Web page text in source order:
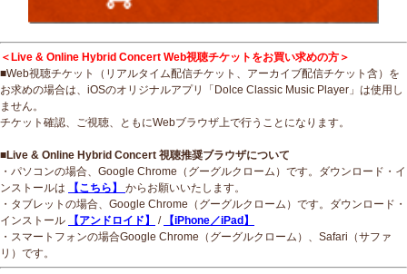
＜Live & Online Hybrid Concert Web視聴チケットをお買い求めの方＞
■Web視聴チケット（リアルタイム配信チケット、アーカイブ配信チケット含）を
お求めの場合は、iOSのオリジナルアプリ「Dolce Classic Music Player」は使用し
ません。
チケット確認、ご視聴、ともにWebブラウザ上で行うことになります。
■Live & Online Hybrid Concert 視聴推奨ブラウザについて
・パソコンの場合、Google Chrome（グーグルクローム）です。ダウンロード・イ
ンストールは
【こちら】
からお願いいたします。
・タブレットの場合、Google Chrome（グーグルクローム）です。ダウンロード・
インストール
【アンドロイド】 /
【iPhone／iPad】
・スマートフォンの場合Google Chrome（グーグルクローム）、Safari（サファ
リ）です。